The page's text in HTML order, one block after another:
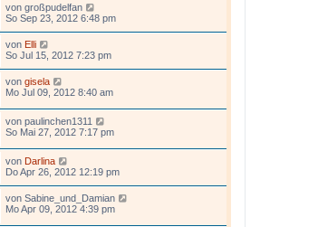
von großpudelfan
So Sep 23, 2012 6:48 pm
von Elli
So Jul 15, 2012 7:23 pm
von gisela
Mo Jul 09, 2012 8:40 am
von paulinchen1311
So Mai 27, 2012 7:17 pm
von Darlina
Do Apr 26, 2012 12:19 pm
von Sabine_und_Damian
Mo Apr 09, 2012 4:39 pm